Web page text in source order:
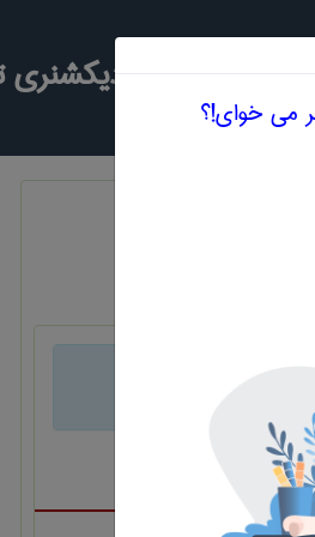
جستجو در
می خوای!؟